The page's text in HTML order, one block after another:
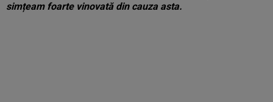
simțeam foarte vinovată din cauza asta.